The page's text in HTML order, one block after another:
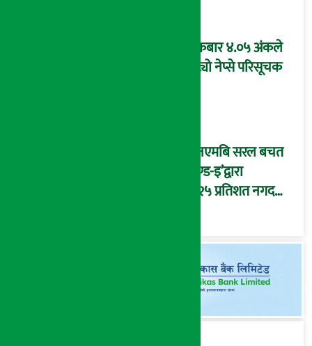
शुक्रबार ४.०५ अंकले
घट्यो नेप्से परिसूचक
‘एनएमबि सरल बचत
फण्ड-इ’द्वारा
५.२५ प्रतिशत नगद